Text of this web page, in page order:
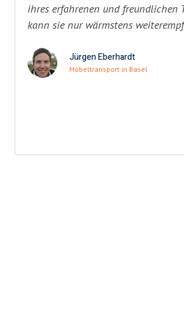
ihres erfahrenen und freundlichen
kann sie nur wärmstens
Jürgen Eberhardt
Möbeltransport in Basel